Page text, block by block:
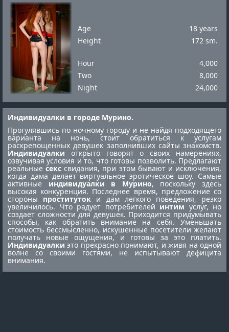
Age
18 years
Height
172 sm.
Hour
4,000
Two
8,000
Night
24,000
Индивидуалки в городе Мурино.
Прогулявшись по ночному городу и не найдя подходящего
варианта на ночь, стоит обратиться к услугам
раскрепощенных девушек заполнивших сайты знакомств.
Индивидуалки открыто говорят о своих намерениях,
озвучивая условия и то, что готовы позволить. Предлагают
реальныесекс свидания, при этом бывают и исключения,
когда дама делает виртуальное эротическое шоу. Самые
активные индивидуалки в Мурино, поскольку здесь
высокая конкуренция. Последнее время, предложение со
стороны проституток и дам легкого поведения, резко
увеличилось. Что радует потребителей интим услуг, но
создает сложности для девушек. Приходится придумывать
способы, как обратить внимание на себя. Уменьшать
стоимость бессмысленно, искушенные посетители желают
получать новые ощущения, и готовы за это платить.
Индивидуалки это прекрасно понимают, и живя на одной
волне со своими гостями, не испытывают дефицита
внимания.